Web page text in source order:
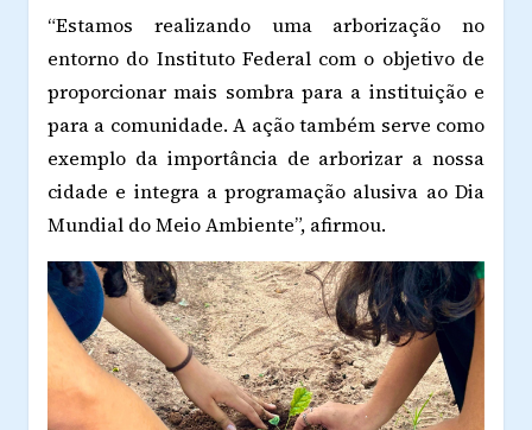
“Estamos realizando uma arborização no
entorno do Instituto Federal com o objetivo de
proporcionar mais sombra para a instituição e
para a comunidade. A ação também serve como
exemplo da importância de arborizar a nossa
cidade e integra a programação alusiva ao Dia
Mundial do Meio Ambiente”, afirmou.